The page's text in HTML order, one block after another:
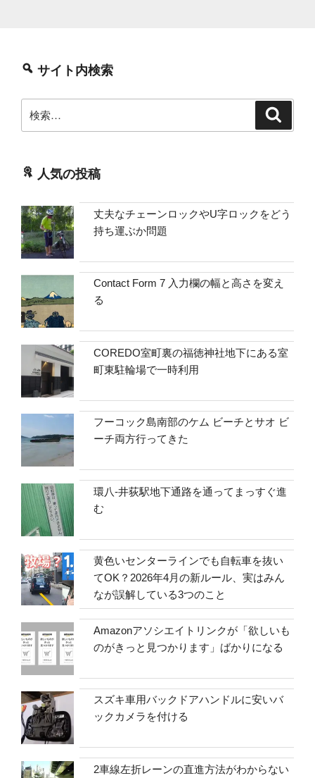
サイト内検索
索:
人気の投稿
丈夫なチェーンロックやU字ロックをどう
持ち運ぶか問題
Contact Form 7 入力欄の幅と高さを変え
る
COREDO室町裏の福徳神社地下にある室
町東駐輪場で一時利用
フーコック島南部のケム ビーチとサオ ビ
ーチ両方行ってきた
環八-井荻駅地下通路を通ってまっすぐ進
む
黄色いセンターラインでも自転車を抜い
てOK？2026年4月の新ルール、実はみん
なが誤解している3つのこと
Amazonアソシエイトリンクが「欲しいも
のがきっと見つかります」ばかりになる
スズキ車用バックドアハンドルに安いバ
ックカメラを付ける
2車線左折レーンの直進方法がわからない